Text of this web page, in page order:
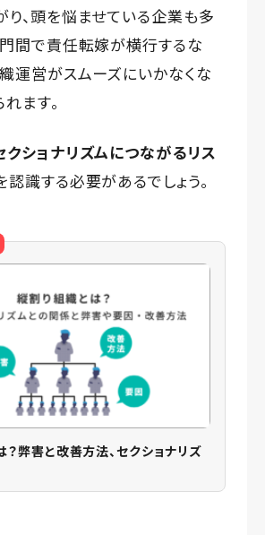
り、頭を悩ませている企業も多
門間で責任転嫁が横行するな
織運営がスムーズにいかなくな
ます。
クショナリズムにつながるリス
認識する必要があるでしょう。
弊害と改善方法、セクショナリズ